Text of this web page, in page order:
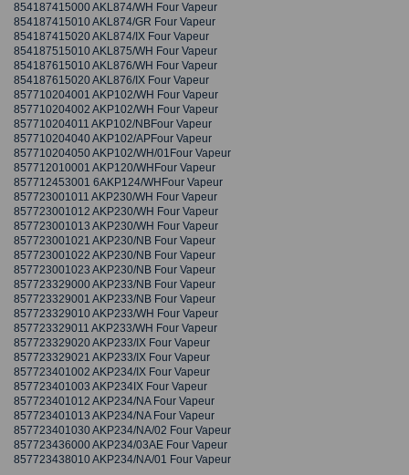
854187415000 AKL874/WH Four Vapeur
854187415010 AKL874/GR Four Vapeur
854187415020 AKL874/IX Four Vapeur
854187515010 AKL875/WH Four Vapeur
854187615010 AKL876/WH Four Vapeur
854187615020 AKL876/IX Four Vapeur
857710204001 AKP102/WH Four Vapeur
857710204002 AKP102/WH Four Vapeur
857710204011 AKP102/NBFour Vapeur
857710204040 AKP102/APFour Vapeur
857710204050 AKP102/WH/01Four Vapeur
857712010001 AKP120/WHFour Vapeur
857712453001 6AKP124/WHFour Vapeur
857723001011 AKP230/WH Four Vapeur
857723001012 AKP230/WH Four Vapeur
857723001013 AKP230/WH Four Vapeur
857723001021 AKP230/NB Four Vapeur
857723001022 AKP230/NB Four Vapeur
857723001023 AKP230/NB Four Vapeur
857723329000 AKP233/NB Four Vapeur
857723329001 AKP233/NB Four Vapeur
857723329010 AKP233/WH Four Vapeur
857723329011 AKP233/WH Four Vapeur
857723329020 AKP233/IX Four Vapeur
857723329021 AKP233/IX Four Vapeur
857723401002 AKP234/IX Four Vapeur
857723401003 AKP234IX Four Vapeur
857723401012 AKP234/NA Four Vapeur
857723401013 AKP234/NA Four Vapeur
857723401030 AKP234/NA/02 Four Vapeur
857723436000 AKP234/03AE Four Vapeur
857723438010 AKP234/NA/01 Four Vapeur